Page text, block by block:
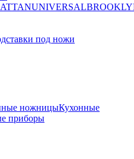
UNIVERSAL
под ножи
ножницыКухонные
приборы